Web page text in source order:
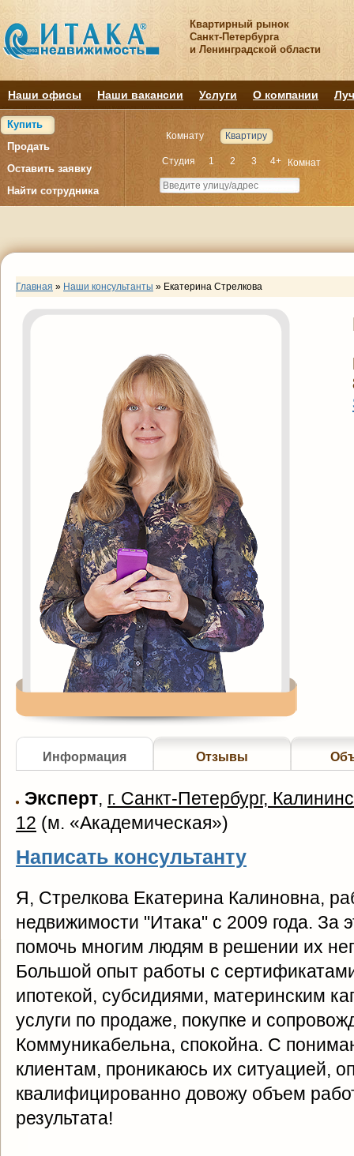
Квартирный рынок
Санкт-Петербурга
и Ленинградской области
Наши офисы Наши вакансии Услуги О компании
Купить
Продать
Оставить заявку
Найти сотрудника
Комнату Квартиру
Студия 1 2 3 4+ Комнат
Главная » Наши консультанты » Екатерина Стрелкова
Информация Отзывы
Эксперт, г. Санкт-Петербург,
12 (м. «Академическая»)
Написать консультанту
Я, Стрелкова Екатерина Калиновна,
недвижимости "Итака" с 2009 года. За
помочь многим людям в решении их
Большой опыт работы с
ипотекой, субсидиями, материнским
услуги по продаже, покупке и
Коммуникабельна, спокойна. С
клиентам, проникаюсь их ситуацией,
квалифицированно довожу объем
результата!